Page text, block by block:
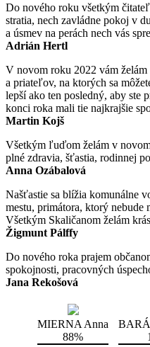
Do nového roku všetkým
stratia, nech zavládne pokoj v
a úsmev na perách nech vás
Adrián Hertl
V novom roku 2022 vám
a priateľov, na ktorých sa
lepší ako ten posledný, aby ste
konci roka mali tie najkrajšie
Martin Kojš
Všetkým ľuďom želám v
plné zdravia, šťastia, rodinnej
Anna Ozábalová
Našťastie sa blížia komunálne
mestu, primátora, ktorý
Všetkým Skaličanom želám
Žigmunt Pálffy
Do nového roka prajem
spokojnosti, pracovných
Jana Rekošová
MIERNA Anna
88%